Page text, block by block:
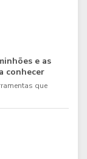
e as
conhecer
que